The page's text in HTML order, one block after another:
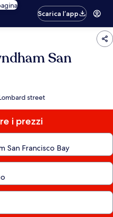
Scarica l’app
San
street
i prezzi